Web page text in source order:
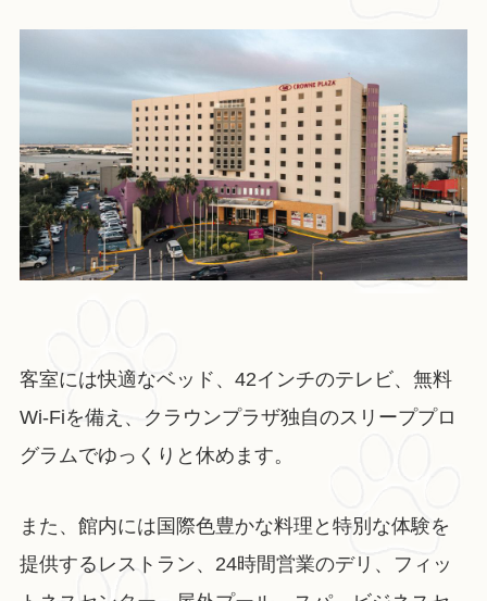
客室には快適なベッド、42インチのテレビ、無料
Wi-Fiを備え、クラウンプラザ独自のスリーププロ
グラムでゆっくりと休めます。
また、館内には国際色豊かな料理と特別な体験を
提供するレストラン、24時間営業のデリ、フィッ